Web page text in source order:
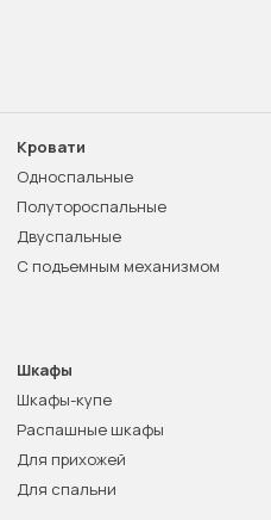
Кровати
Односпальные
Полутороспальные
Двуспальные
С подъемным механизмом
Шкафы
Шкафы-купе
Распашные шкафы
Для прихожей
Для спальни